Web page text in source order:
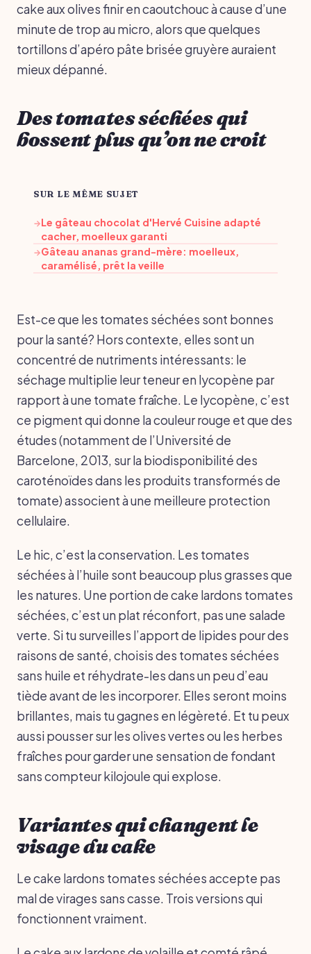
cake aux olives finir en caoutchouc à cause d’une
minute de trop au micro, alors que quelques
tortillons d’apéro pâte brisée gruyère auraient
mieux dépanné.
Des tomates séchées qui
bossent plus qu’on ne croit
SUR LE MÊME SUJET
→Le gâteau chocolat d'Hervé Cuisine adapté
cacher, moelleux garanti
→Gâteau ananas grand-mère: moelleux,
caramélisé, prêt la veille
Est-ce que les tomates séchées sont bonnes
pour la santé? Hors contexte, elles sont un
concentré de nutriments intéressants: le
séchage multiplie leur teneur en lycopène par
rapport à une tomate fraîche. Le lycopène, c’est
ce pigment qui donne la couleur rouge et que des
études (notamment de l’Université de
Barcelone, 2013, sur la biodisponibilité des
caroténoïdes dans les produits transformés de
tomate) associent à une meilleure protection
cellulaire.
Le hic, c’est la conservation. Les tomates
séchées à l’huile sont beaucoup plus grasses que
les natures. Une portion de cake lardons tomates
séchées, c’est un plat réconfort, pas une salade
verte. Si tu surveilles l’apport de lipides pour des
raisons de santé, choisis des tomates séchées
sans huile et réhydrate-les dans un peu d’eau
tiède avant de les incorporer. Elles seront moins
brillantes, mais tu gagnes en légèreté. Et tu peux
aussi pousser sur les olives vertes ou les herbes
fraîches pour garder une sensation de fondant
sans compteur kilojoule qui explose.
Variantes qui changent le
visage du cake
Le cake lardons tomates séchées accepte pas
mal de virages sans casse. Trois versions qui
fonctionnent vraiment.